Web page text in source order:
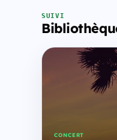
SUIVI
CONCERT